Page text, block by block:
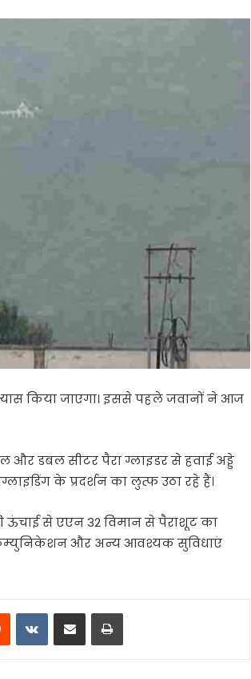
किया जाएगा। इससे पहले जवानों ने आज
डबल सीटर पैरा ग्लाइडर से हवाई अड्डे
के प्रदर्शन का लुत्फ उठा रहे हैं।
ऊंचाई से एएन 32 विमान से पैराशूट का
और अन्य आवश्यक सुविधाएं
Reddit VKontakte
Share via Email Print